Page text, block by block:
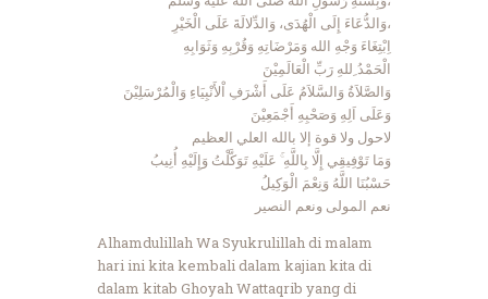
وَالدُّعَاءَ إِلَى الْهُدَى، وَالدِّلالَةَ عَلَى الْخَيْرِ،
اِبْتِغَاءَ وَجْهِ الله وَمَرْضَاتِهِ وَقُرْبِهِ وَثَوَابِهِ
الْحَمْدُ ِللهِ رَبِّ الْعَالَمِيْنَ
وَالصَّلاَةُ وَالسَّلاَمُ عَلَى أَشْرَفِ اْلأَنْبِيَاءِ وَالْمُرْسَلِيْنَ
وَعَلَى اَلِهِ وَصَحْبِهِ أَجْمَعِيْنَ
لاحول ولا قوة إلا بالله العلي العظيم
وَمَا تَوْفِيقِي إِلَّا بِاللَّهِ ۚ عَلَيْهِ تَوَكَّلْتُ وَإِلَيْهِ أُنِيبُ
حَسْبُنَا اللَّهُ وَنِعْمَ الْوَكِيلُ
نعم المولى ونعم النصير
Alhamdulillah Wa Syukrulillah di malam
hari ini kita kembali dalam kajian kita di
dalam kitab Ghoyah Wattaqrib yang di